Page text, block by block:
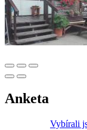
Anketa
Vybírali